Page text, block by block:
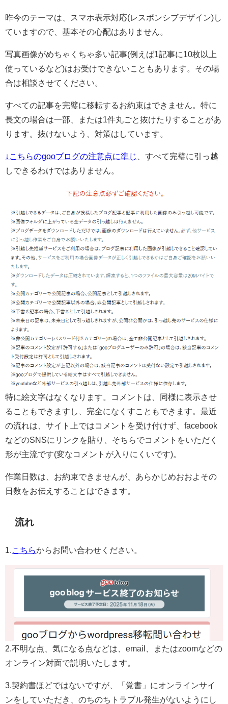
昨今のテーマは、スマホ表示対応(レスポンシブデザイン)し
ていますので、基本その心配はありません。
写真画像がめちゃくちゃ多い記事(例えば1記事に10枚以上
使っているなど)はお受けできないこともあります。その場
合は相談させてください。
すべての記事を完璧に移転するお約束はできません。特に
長文の場合は一部、または1件丸ごと抜けたりすることがあ
ります。抜けないよう、対策はしています。
↓こちらのgooブログの注意点に準じ
、すべて完璧に引っ越
しできるわけではありません。
特に絵文字はなくなります。コメントは、同様に表示させ
ることもできますし、完全になくすこともできます。最近
の流れは、サイト上ではコメントを受け付けず、facebook
などのSNSにリンクを貼り、そちらでコメントをいただく
形が主流です(変なコメントが入りにくいです)。
作業日数は、お約束できませんが、あらかじめおおよその
日数をお伝えすることはできます。
流れ
1. こちらからお問い合わせください。
2.不明な点、気になる点などは、email、またはzoomなどの
オンライン対面で説明いたします。
3.契約書ほどではないですが、「覚書」にオンラインサイ
ンをしていただき、のちのちトラブル発生がないようにし